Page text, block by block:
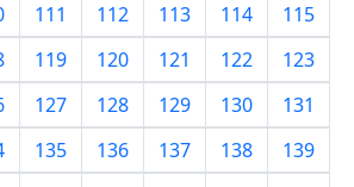
111 112 113 114
115
119 120 121 122
123
127 128 129 130
131
135 136 137 138
139